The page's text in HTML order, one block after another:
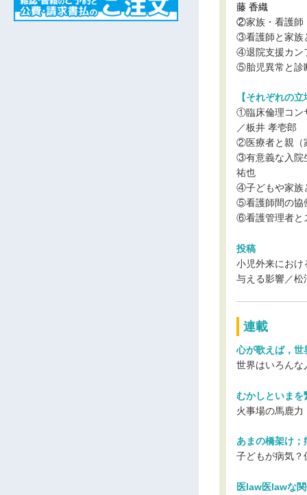
藤 香織
②家族・看護師
③看護師と家族
④退院支援カン
⑤胎児異常と診
【それぞれの
①臨床倫理コン
／板井 孝壱郎
②医療者と親（
③有意義な入院
祐也
④子どもや家族
⑤看護師間の協
⑥看護管理者と
投稿
小児外来におけ
与える影響／松
連載
心が歌えば，世
世界はいろんな
むかしといまを
火事場の馬鹿
あまの橋架け；
子どもが病気？
医law医lawな